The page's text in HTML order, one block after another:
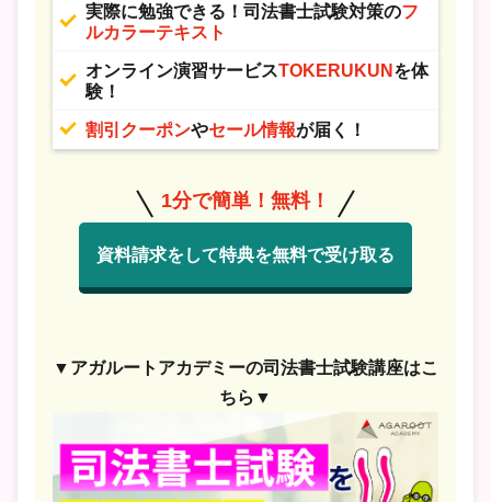
実際に勉強できる！司法書士試験対策のフ
ルカラーテキスト
オンライン演習サービスTOKERUKUN を体
験！
割引クーポンやセール情報が届く！
1分で簡単！無料！
資料請求をして特典を無料で受け取る
▼アガルートアカデミーの司法書士試験講座はこ
ちら▼